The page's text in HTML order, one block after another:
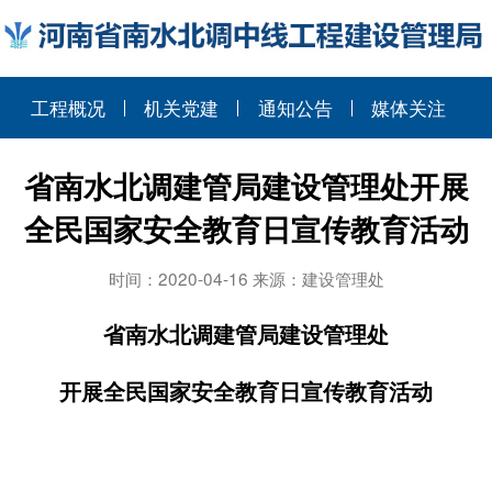
工程概况 机关党建 通知公告 媒体关注
省南水北调建管局建设管理处开展
全民国家安全教育日宣传教育活动
时间：2020-04-16 来源：建设管理处
省南水北调建管局建设管理处
开展全民国家安全教育日宣传教育活动